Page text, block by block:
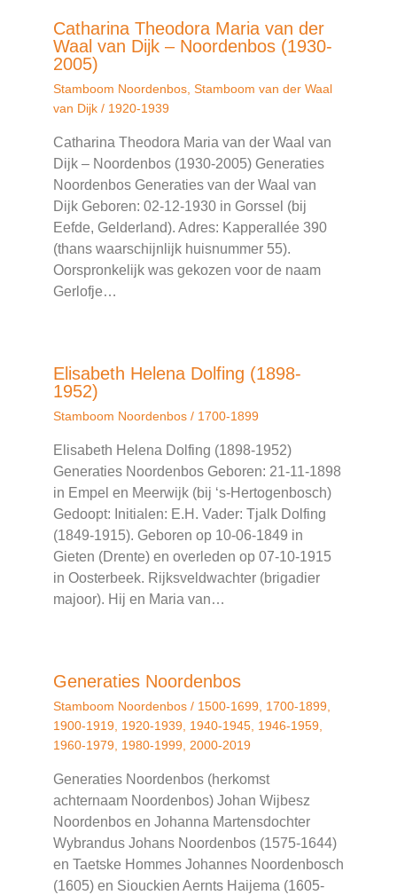
Catharina Theodora Maria van der
Waal van Dijk – Noordenbos (1930-
2005)
Stamboom Noordenbos Stamboom van der Waal
van Dijk / 1920-1939
Catharina Theodora Maria van der Waal van
Dijk – Noordenbos (1930-2005) Generaties
Noordenbos Generaties van der Waal van
Dijk Geboren: 02-12-1930 in Gorssel (bij
Eefde, Gelderland). Adres: Kapperallée 390
(thans waarschijnlijk huisnummer 55).
Oorspronkelijk was gekozen voor de naam
Gerlofje…
Elisabeth Helena Dolfing (1898-
1952)
Stamboom Noordenbos / 1700-1899
Elisabeth Helena Dolfing (1898-1952)
Generaties Noordenbos Geboren: 21-11-1898
in Empel en Meerwijk (bij ‘s-Hertogenbosch)
Gedoopt: Initialen: E.H. Vader: Tjalk Dolfing
(1849-1915). Geboren op 10-06-1849 in
Gieten (Drente) en overleden op 07-10-1915
in Oosterbeek. Rijksveldwachter (brigadier
majoor). Hij en Maria van…
Generaties Noordenbos
Stamboom Noordenbos / 1500-1699 1700-1899
1900-1919 1920-1939 1940-1945 1946-1959
1960-1979 1980-1999 2000-2019
Generaties Noordenbos (herkomst
achternaam Noordenbos) Johan Wijbesz
Noordenbos en Johanna Martensdochter
Wybrandus Johans Noordenbos (1575-1644)
en Taetske Hommes Johannes Noordenbosch
(1605) en Siouckien Aernts Haijema (1605-